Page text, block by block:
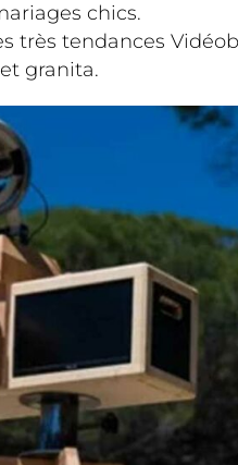
chics.
très tendances
granita.